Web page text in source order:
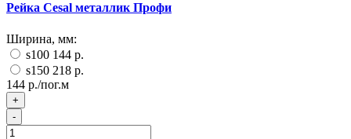
Рейка Cesal металлик Профи
Ширина, мм:
s100 144 р.
s150 218 р.
144 р./пог.м
+
-